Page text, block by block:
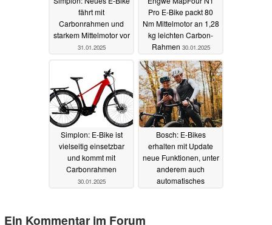
fährt mit
Carbonrahmen und
starkem Mittelmotor vor
31.01.2025
Pro E-Bike packt 80
Nm Mittelmotor an 1,28
kg leichten Carbon-
Rahmen 30.01.2025
Simplon: E-Bike ist
vielseitig einsetzbar
und kommt mit
Carbonrahmen
30.01.2025
Bosch: E-Bikes
erhalten mit Update
neue Funktionen, unter
anderem auch
automatisches
Ein Kommentar im Forum